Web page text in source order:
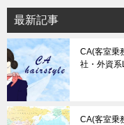
最新記事
CA(客室乗
社・外資
CA(客室乗